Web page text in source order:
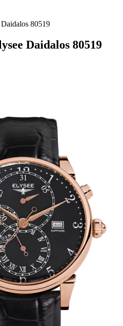
80519
Daidalos 80519